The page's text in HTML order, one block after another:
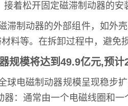
着松开固定磁滞制动器的安
滞制动器的外部组件，如外
料等。在拆卸过程中，避免
规模将达到49.9亿元,预计
球电磁制动器规模呈现稳步
器：通常由一个电磁线圈和